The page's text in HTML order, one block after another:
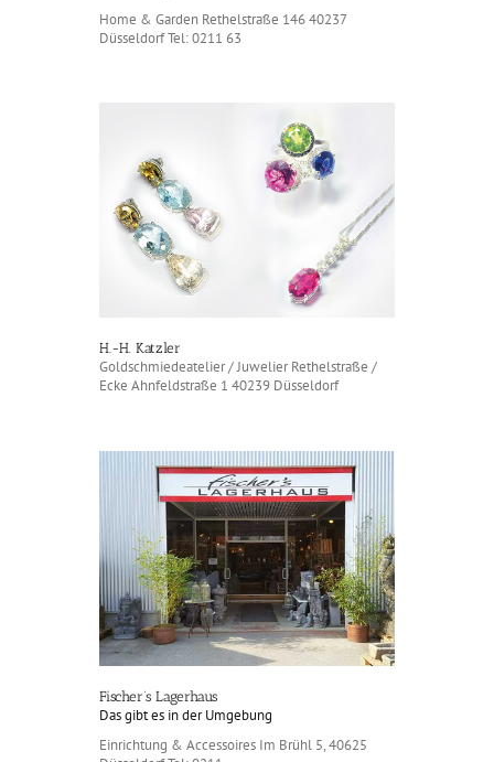
Home & Garden Rethelstraße 146 40237
Düsseldorf Tel: 0211 63
H.-H. Katzler
Goldschmiedeatelier / Juwelier Rethelstraße /
Ecke Ahnfeldstraße 1 40239 Düsseldorf
Fischer’s Lagerhaus
Das gibt es in der Umgebung
Einrichtung & Accessoires Im Brühl 5, 40625